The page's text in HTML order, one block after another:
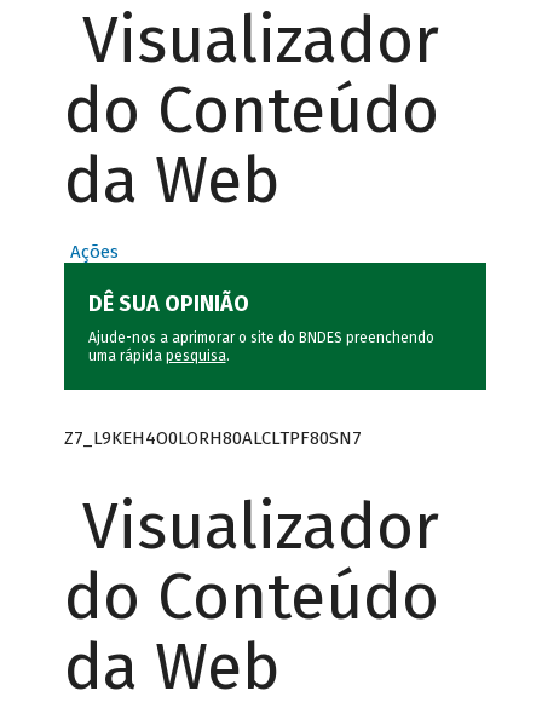
Visualizador
do Conteúdo
da Web
Ações
DÊ SUA OPINIÃO
Ajude-nos a aprimorar o site do BNDES preenchendo
uma rápida pesquisa.
Z7_L9KEH4O0LORH80ALCLTPF80SN7
Visualizador
do Conteúdo
da Web